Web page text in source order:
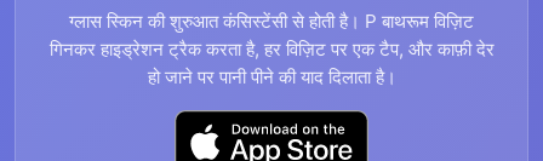
ग्लास स्किन की शुरुआत कंसिस्टेंसी से होती है। P बाथरूम विज़िट
गिनकर हाइड्रेशन ट्रैक करता है, हर विज़िट पर एक टैप, और काफ़ी देर
हो जाने पर पानी पीने की याद दिलाता है।